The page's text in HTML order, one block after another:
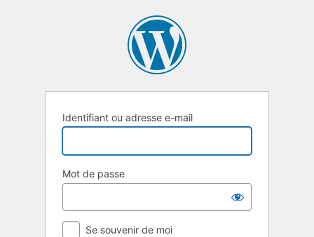
Identifiant ou adresse e-mail
Mot de passe
Se souvenir de moi